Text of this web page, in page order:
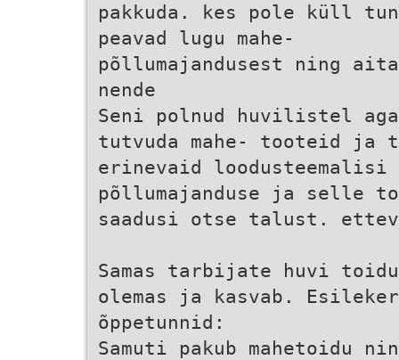
pakkuda. kes pole küll
peavad lugu mahe-
põllumajandusest ning
nende
Seni polnud huvilistel
tutvuda mahe- tooteid ja
erinevaid loodusteemalisi
põllumajanduse ja selle
saadusi otse talust.
Samas tarbijate huvi
olemas ja kasvab.
õppetunnid:
Samuti pakub mahetoidu